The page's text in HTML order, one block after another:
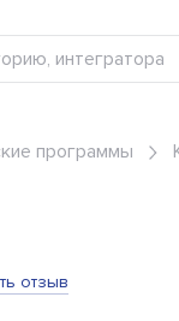
программы
отзыв